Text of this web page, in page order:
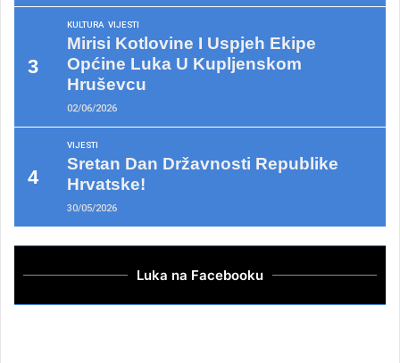
KULTURA VIJESTI
Mirisi Kotlovine I Uspjeh Ekipe
Općine Luka U Kupljenskom
Hruševcu
02/06/2026
VIJESTI
Sretan Dan Državnosti Republike
Hrvatske!
30/05/2026
Luka na Facebooku